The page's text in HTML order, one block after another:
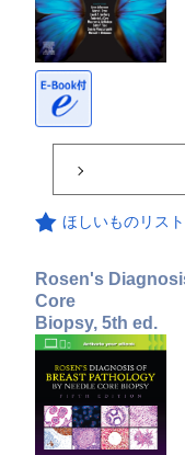
ほしいものリス
Rosen's
Core
Biopsy, 5th ed.